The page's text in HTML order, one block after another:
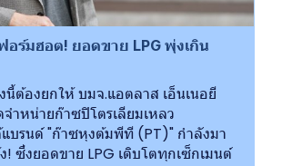
อร์มฮอต! ยอดขาย LPG พุ่งเกิน
ต้องยกให้ บมจ.แอตลาส เอ็นเนอยี
ำหน่ายก๊าซปิโตรเลียมเหลว
บรนด์ "ก๊าซหุงต้มพีที (PT)" กำลังมา
! ซึ่งยอดขาย LPG เติบโตทุกเซ็กเมนต์